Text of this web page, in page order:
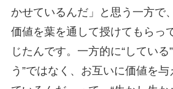
かせているんだ」と思う一方で
価値を葉を通して授けてもらっ
じたんです。一方的に“している
う”ではなく、お互いに価値を